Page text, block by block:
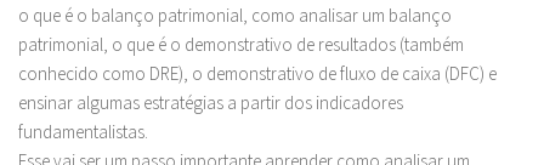
o que é o balanço patrimonial, como analisar um balanço
patrimonial, o que é o demonstrativo de resultados (também
conhecido como DRE), o demonstrativo de fluxo de caixa (DFC) e
ensinar algumas estratégias a partir dos indicadores
fundamentalistas.